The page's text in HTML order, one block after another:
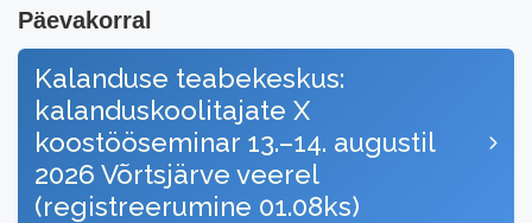
Päevakorral
Kalanduse teabekeskus:
kalanduskoolitajate X
koostööseminar 13.–14. augustil
2026 Võrtsjärve veerel
(registreerumine 01.08ks)